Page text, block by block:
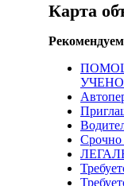
Карта
Срочно